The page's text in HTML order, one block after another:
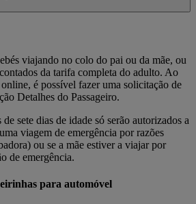
viajando no colo do pai ou da mãe, ou
da tarifa completa do adulto. Ao
é possível fazer uma solicitação de
Detalhes do Passageiro.
sete dias de idade só serão autorizados a
viagem de emergência por razões
ou se a mãe estiver a viajar por
de emergência.
para automóvel